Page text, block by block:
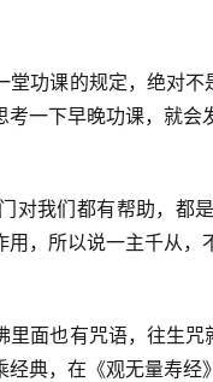
堂功课的规定，绝对
一下早晚功课，就会
对我们都有帮助，都
，所以说一主千从，
面也有咒语，往生
典，在《观无量寿经